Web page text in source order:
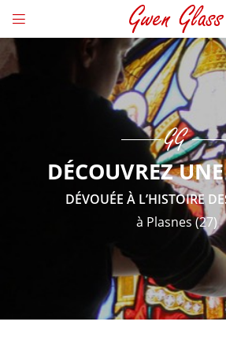

06 85 20 21 38
En cochant cette case, vous consentez à recevoir nos
l'adresse email indiqué ci-dessus. Vous pouvez vous
le formulaire de désinscription.
DÉCOUVREZ
DÉVOUÉE À L’HISTOIRE
à Plasnes (27)